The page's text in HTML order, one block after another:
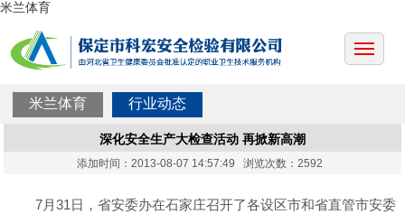
米兰体育
米兰体育 行业动态
深化安全生产大检查活动 再掀新高潮
添加时间：2013-08-07 14:57:49 浏览次数：2592
7月31日，省安委办在石家庄召开了各设区市和省直管市安委